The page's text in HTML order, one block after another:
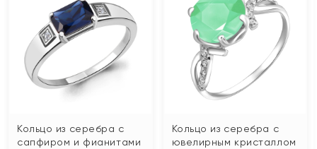
Кольцо из серебра с
сапфиром и фианитами
Кольцо из серебра с
ювелирным кристаллом